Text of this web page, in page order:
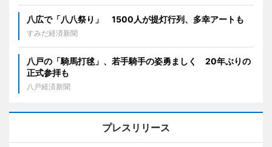
八広で「八八祭り」 1500人が提灯行列、多幸アートも
すみだ経済新聞
八戸の「騎馬打毬」、若手騎手の姿勇ましく 20年ぶりの
正式参拝も
八戸経済新聞
プレスリリース